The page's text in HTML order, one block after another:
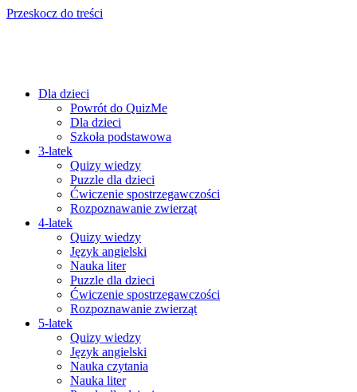
Przeskocz do treści
Dla dzieci
Powrót do QuizMe
Dla dzieci
Szkoła podstawowa
3-latek
Quizy wiedzy
Puzzle dla dzieci
Ćwiczenie spostrzegawczości
Rozpoznawanie zwierząt
4-latek
Quizy wiedzy
Język angielski
Nauka liter
Puzzle dla dzieci
Ćwiczenie spostrzegawczości
Rozpoznawanie zwierząt
5-latek
Quizy wiedzy
Język angielski
Nauka czytania
Nauka liter